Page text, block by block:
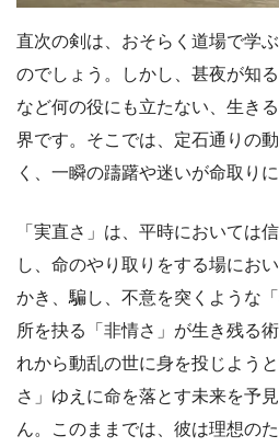
直次の剣は、おそらく道場で学
のでしょう。しかし、甚夜が知
など何の役にも立たない、生き
界です。そこでは、定石通りの
く、一瞬の躊躇や迷いが命取りに
「実直さ」は、平時においては
し、命のやり取りをする場にお
かき、騙し、不意を突くような
所を抉る「非情さ」が生き残る
れから動乱の世に身を投じよう
さ」ゆえに命を落とす未来を予
ん。このままでは、彼は理想の